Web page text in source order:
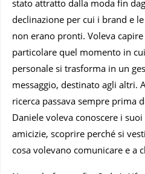
stato attratto dalla moda fin
declinazione per cui i brand e
non erano pronti. Voleva
particolare quel momento in
personale si trasforma in un
messaggio, destinato agli altri.
ricerca passava sempre prima
Daniele voleva conoscere i
amicizie, scoprire perché si
cosa volevano comunicare e a